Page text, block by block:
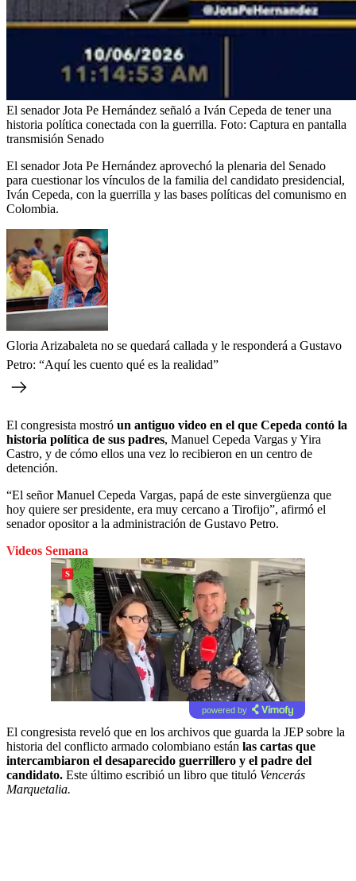
El senador Jota Pe Hernández señaló a Iván Cepeda de tener una
historia política conectada con la guerrilla. Foto: Captura en pantalla
transmisión Senado
El senador Jota Pe Hernández aprovechó la plenaria del Senado
para cuestionar los vínculos de la familia del candidato presidencial,
Iván Cepeda, con la guerrilla y las bases políticas del comunismo en
Colombia.
Gloria Arizabaleta no se quedará callada y le responderá a Gustavo
Petro: “Aquí les cuento qué es la realidad”
El congresista mostró un antiguo video en el que Cepeda contó la
historia política de sus padres, Manuel Cepeda Vargas y Yira
Castro, y de cómo ellos una vez lo recibieron en un centro de
detención.
“El señor Manuel Cepeda Vargas, papá de este sinvergüenza que
hoy quiere ser presidente, era muy cercano a Tirofijo”, afirmó el
senador opositor a la administración de Gustavo Petro.
Videos Semana
powered by
El congresista reveló que en los archivos que guarda la JEP sobre la
historia del conflicto armado colombiano están las cartas que
intercambiaron el desaparecido guerrillero y el padre del
candidato. Este último escribió un libro que tituló Vencerás
Marquetalia.